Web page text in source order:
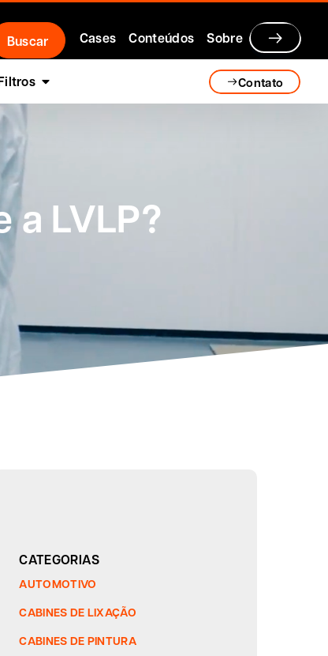
Cases Conteúdos Sobre
Contato
a LVLP?
CATEGORIAS
AUTOMOTIVO
CABINES DE LIXAÇÃO
CABINES DE PINTURA